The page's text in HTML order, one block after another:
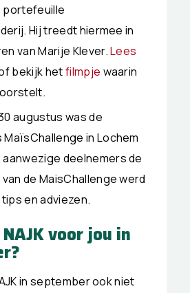
portefeuille
Hij treedt hiermee in
van Marije Klever.Lees
bekijk hetfilmpje waarin
augustus was de
in Lochem
aanwezige deelnemers de
de MaisChallenge werd
en adviezen.
voor jou in
in september ook niet